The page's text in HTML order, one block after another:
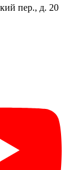
пер., д. 20